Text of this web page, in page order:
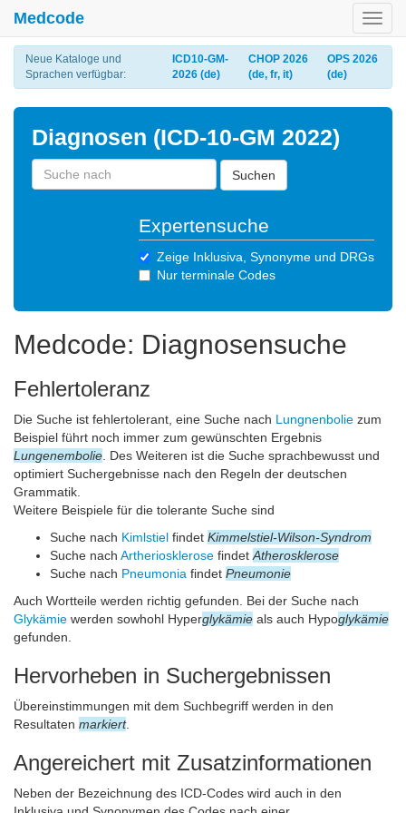
Medcode
Neue Kataloge und
Sprachen verfügbar:
ICD10-GM-
2026 (de)
CHOP 2026
(de, fr, it)
OPS 2026
(de)
Diagnosen (ICD-10-GM 2022)
Suchen
Expertensuche
Zeige Inklusiva, Synonyme und DRGs
Nur terminale Codes
Medcode: Diagnosensuche
Fehlertoleranz
Die Suche ist fehlertolerant, eine Suche nach Lungnenbolie zum
Beispiel führt noch immer zum gewünschten Ergebnis
Lungenembolie . Des Weiteren ist die Suche sprachbewusst und
optimiert Suchergebnisse nach den Regeln der deutschen
Grammatik.
Weitere Beispiele für die tolerante Suche sind
Suche nach Kimlstiel findet Kimmelstiel-Wilson-Syndrom
Suche nach Artheriosklerose findet Atherosklerose
Suche nach Pneumonia findet Pneumonie
Auch Wortteile werden richtig gefunden. Bei der Suche nach
Glykämie werden sowhohl Hyperglykämie als auch Hypoglykämie
gefunden.
Hervorheben in Suchergebnissen
Übereinstimmungen mit dem Suchbegriff werden in den
Resultaten markiert.
Angereichert mit Zusatzinformationen
Neben der Bezeichnung des ICD-Codes wird auch in den